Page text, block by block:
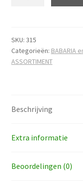
factor
6
hoeveelheid
SKU: 315
Categorieën: BABARIA
ASSORTIMENT
Beschrijving
Extra informatie
Beoordelingen (0)